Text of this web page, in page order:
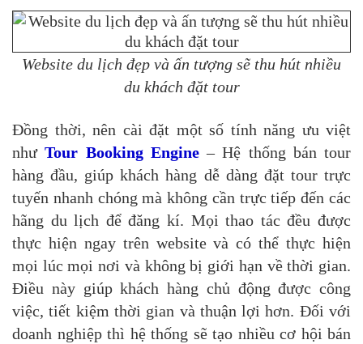
Website du lịch đẹp và ấn tượng sẽ thu hút nhiều
du khách đặt tour
Đồng thời, nên cài đặt một số tính năng ưu việt
nhưTour Booking Engine– Hệ thống bán tour
hàng đầu, giúp khách hàng dễ dàng đặt tour trực
tuyến nhanh chóng mà không cần trực tiếp đến các
hãng du lịch để đăng kí. Mọi thao tác đều được
thực hiện ngay trên website và có thể thực hiện
mọi lúc mọi nơi và không bị giới hạn về thời gian.
Điều này giúp khách hàng chủ động được công
việc, tiết kiệm thời gian và thuận lợi hơn. Đối với
doanh nghiệp thì hệ thống sẽ tạo nhiều cơ hội bán